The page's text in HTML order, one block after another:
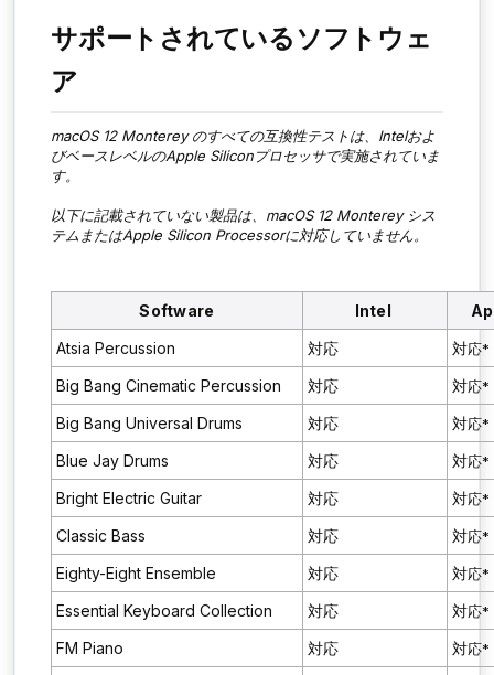
サポートされているソフトウェ
ア
macOS 12 Monterey のすべての互換性テストは、Intelおよ
びベースレベルのApple Siliconプロセッサで実施されていま
す。
以下に記載されていない製品は、macOS 12 Montereyシス
テムまたはApple Silicon Processorに対応していません。
Software Intel
Atsia Percussion
対応 対応*
Big Bang Cinematic Percussion 対応 対応*
Big Bang Universal Drums 対応 対応*
Blue Jay Drums 対応 対応*
Bright Electric Guitar 対応 対応*
Classic Bass 対応 対応*
Eighty-Eight Ensemble 対応 対応*
Essential Keyboard Collection 対応 対応*
FM Piano 対応 対応*